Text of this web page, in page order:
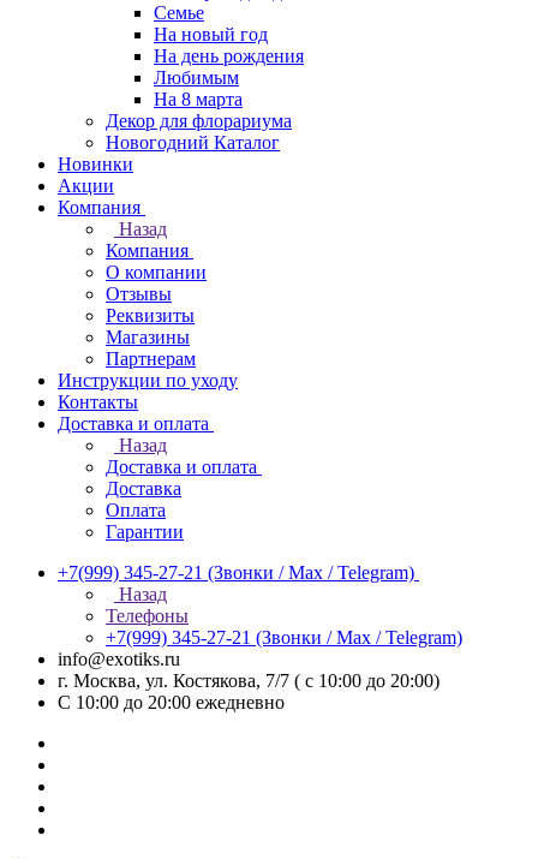
Семье
На новый год
На день рождения
Любимым
На 8 марта
Декор для флорариума
Новогодний Каталог
Новинки
Акции
Компания
Назад
Компания
О компании
Отзывы
Реквизиты
Магазины
Партнерам
Инструкции по уходу
Контакты
Доставка и оплата
Назад
Доставка и оплата
Доставка
Оплата
Гарантии
+7(999) 345-27-21 (Звонки / Max / Telegram)
Назад
Телефоны
+7(999) 345-27-21 (Звонки / Max / Telegram)
info@exotiks.ru
г. Москва, ул. Костякова, 7/7 ( с 10:00 до 20:00)
С 10:00 до 20:00 ежедневно